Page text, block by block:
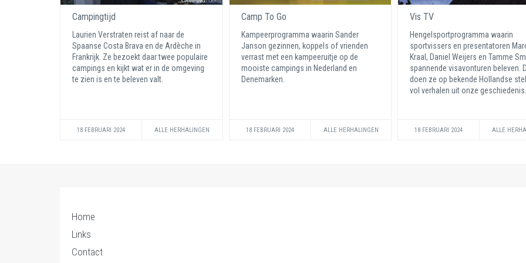
Campingtijd
Laurien Verstraten reist af naar de
Spaanse Costa Brava en de Ardèche in
Frankrijk. Ze bezoekt daar twee populaire
campings en kijkt wat er in de omgeving
te zien is en te beleven valt.
18 FEBRUARI 2024 ALLE HERHALINGEN
Camp To Go
Kampeerprogramma waarin Sander
Janson gezinnen, koppels of vrienden
verrast met een kampeeruitje op de
mooiste campings in Nederland en
Denemarken.
18 FEBRUARI 2024 ALLE HERHALINGEN
Vis TV
Hengelsportprogramma waarin
sportvissers en presentatoren
Kraal, Daniel Weijers en Tamme
spannende visavonturen beleven.
doen ze op bekende Hollandse
vol verhalen uit onze geschiedenis.
18 FEBRUARI 2024 ALLE
Home
Links
Contact